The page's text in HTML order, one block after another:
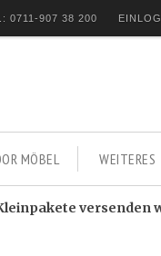
0711-907 38 200
MÖBEL WEITERES
versenden